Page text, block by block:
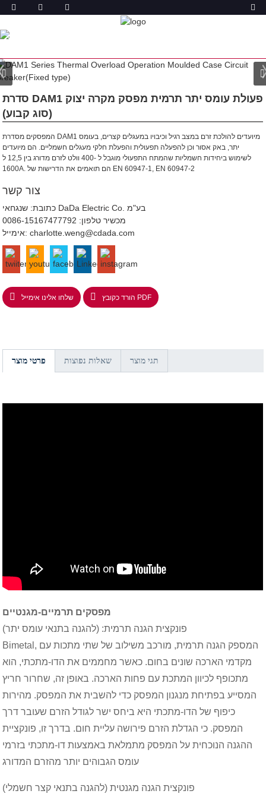
מוצר
סדרת DAM1 פעולת עומס יתר תרמית מפסק מקרה יצוק
(סוג קבוע)
המפסקים מסדרת DAM1 מיועדים להולכת זרם במצב רגיל וכיבויו במעגלים קצרים, בעומס
יתר, באק אסור וכן להפעלה תפעולית והפעלת חלקי מעגלים חשמליים. הם מיועדים
לשימוש ביחידות חשמליות שהמתח התפעולי מוגבל ל -400 וולט לזרם מדורג בין 12,5 ל
1600A.
הם תואמים את הדרישות של EN 60947-1, EN 60947-2
צור קשר
כתובת: שנגחאי DaDa Electric Co. בע"מ
מכשיר טלפון: 0086-15167477792
אימייל:charlotte.weng@cdada.com
שלחו אלינו אימייל הורד כקובץ PDF
פרטי מוצר שאלות נפוצות תגי מוצר
מפסקים תרמיים-מגנטיים
פונקצית הגנה תרמית: (להגנה בתנאי עומס יתר)
Bimetal, המספק הגנה תרמית, מורכב משילוב של שתי מתכות עם
מקדמי הארכה שונים בחום. כאשר מחממים את הדו-מתכתי, הוא
מתכופף לכיוון המתכת עם פחות הארכה. באופן זה, שחרור חריץ
המסייע בפתיחת מנגנון המפסק כדי להשבית את המפסק. מהירות
כיפוף של הדו-מתכתי היא ביחס ישר לגודל הזרם שעובר דרך
המפסק. כי הגדלת הזרם פירושה עליית חום. בדרך זו, פונקציית
ההגנה הנוכחית על המפסק מתמלאת באמצעות דו-מתכתי בזרמי
עומס הגבוהים יותר מהזרם המדורג
פונקצית הגנה מגנטית (להגנה בתנאי קצר חשמלי)